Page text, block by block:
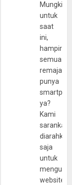
Mungkin
untuk
saat
ini,
hampir
semua
remaja
punya
ya?
Kami
sarankan,
diarahkan
saja
untuk
website